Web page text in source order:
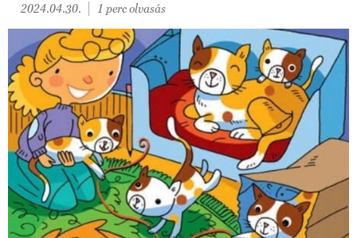
2024.04.30. 1 perc olvasás